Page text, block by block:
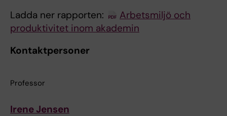
Ladda ner rapporten:
Arbetsmiljö och
produktivitet inom akademin
Kontaktpersoner
Professor
Irene Jensen